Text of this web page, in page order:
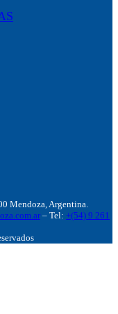
Mendoza, Argentina.
– Tel: +(54) 9 261